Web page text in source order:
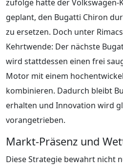
zufolge hatte der
geplant, den Bugatti Chiron
zu ersetzen. Doch unter
Kehrtwende: Der nächste
wird stattdessen einen frei
Motor mit einem
kombinieren. Dadurch bleibt
erhalten und Innovation wird
vorangetrieben.
Markt-Präsenz und
Diese Strategie bewahrt nicht